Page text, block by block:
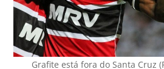
Grafite está fora do Santa Cruz